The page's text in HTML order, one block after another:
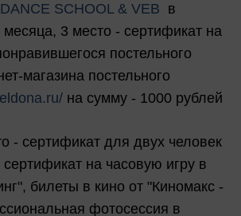
DANCE SCHOOL & VEB в
месяца, 3 место - сертификат на
постельного
магазина постельного
на сумму - 1000 рублей
- сертификат для двух человек
сертификат на часовую игру в
билеты в кино от "Киномакс -
фотосессия в